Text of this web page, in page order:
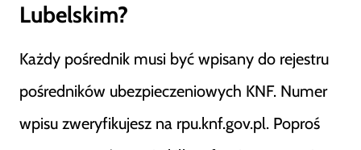
Lubelskim?
Każdy pośrednik musi być wpisany do rejestru
pośredników ubezpieczeniowych KNF. Numer
wpisu zweryfikujesz na rpu.knf.gov.pl. Poproś